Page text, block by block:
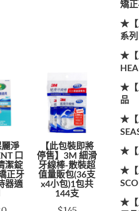
麗淨
口
潔錠
正牙
器適
【此包裝即將
停售】3M 細滑
牙線棒-散裝超
值量販包(36支
x4小包)1包共
144支
矯
★【
系列
★【
★【
品
★【
★【
★【
★【